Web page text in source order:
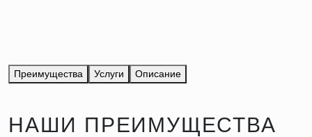
Преимущества Услуги Описание
НАШИ ПРЕИМУЩЕСТВА